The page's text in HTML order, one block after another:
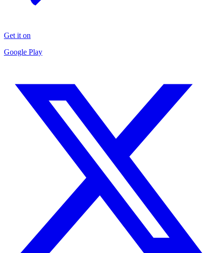
Get it on
Google Play